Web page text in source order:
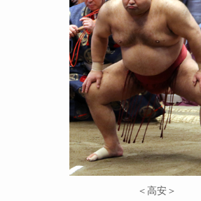
＜高安＞